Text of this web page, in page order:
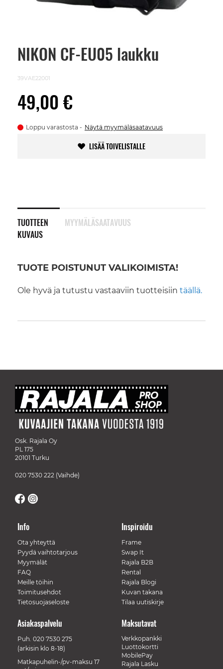
NIKON CF-EU05 laukku
39VAE22001
49,00 €
Loppu varastosta Näytä myymäläsaatavuus
LISÄÄ TOIVELISTALLE
TUOTTEEN
KUVAUS
TUOTE POISTUNUT VALIKOIMISTA!
Ole hyvä ja tutustu vastaaviin tuotteisiin täällä.
MYYMÄLÄSAATAVUUS
Skip
images
gallery
Osk. Rajala Oy
PL 175
20101 Turku
020 7530 222 (Vaihde)
Info
Ota yhteyttä
Pyydä vaihtotarjous
Myymälät
FAQ
Meille töihin
Toimitusehdot
Tietosuojaseloste
Inspiroidu
Frame
Swap It
Rajala B2B
Rental
Rajala Blogi
Kuvan takana
Tilaa uutiskirje
Maksutavat
Verkkopankki
Luottokortti
MobilePay
Rajala Lasku
Asiakaspalvelu
Puh. 020 7530 275
(arkisin klo 8-18)
Matkapuhelin-/pv-maksu 17